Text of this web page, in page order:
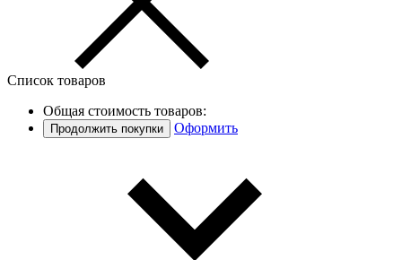
Список товаров
Общая стоимость товаров:
Продолжить покупки Оформить